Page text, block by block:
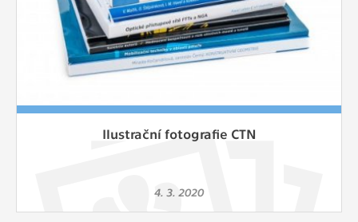
Ilustrační fotografie CTN
4. 3. 2020